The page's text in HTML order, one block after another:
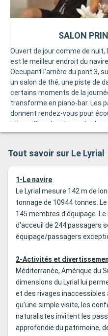
Ouvert de jour comme de nuit,
est le meilleur endroit du
Occupant l’arrière du pont 3,
un salon de thé, une piste de
certains moments de la
transforme en piano-bar. Les
donnent rendez-vous pour
« live ». Ce salon donne
terrasse extérieure. À
capacité est de 30 places.
SALON
Tout savoir sur Le Lyrial
1-Le navire
Le Lyrial mesure 142 m de
tonnage de 10944 tonnes.
145 membres d'équipage.
d'acceuil de 244 passagers
équipage/passagers
2-Activités et
Méditerranée, Amérique du
dimensions du Lyrial lui
et des rivages inaccessibles
qu’une simple visite, les
naturalistes invitent les
approfondie du patrimoine,